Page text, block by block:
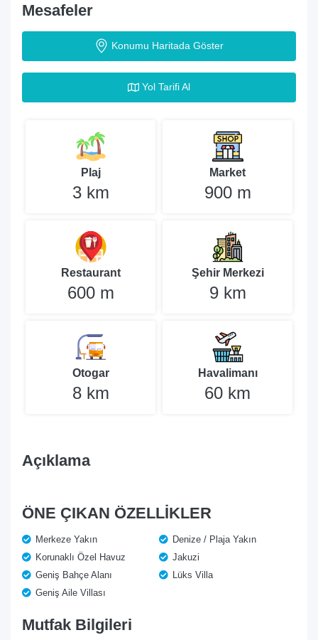
Mesafeler
Konumu Haritada Göster
Yol Tarifi Al
Plaj
3 km
Market
900 m
Restaurant
600 m
Şehir Merkezi
9 km
Otogar
8 km
Havalimanı
60 km
Açıklama
ÖNE ÇIKAN ÖZELLİKLER
Merkeze Yakın
Denize / Plaja Yakın
Korunaklı Özel Havuz
Jakuzi
Geniş Bahçe Alanı
Lüks Villa
Geniş Aile Villası
Mutfak Bilgileri